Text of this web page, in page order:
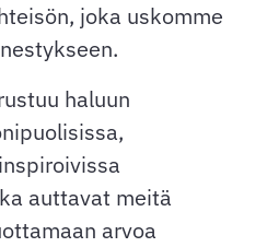
joka uskomme
haluun
auttavat meitä
arvoa